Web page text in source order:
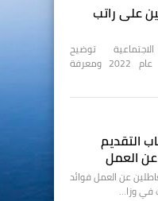
على راتب
الاجتماعية توضيح
المتقدمين على راتب الرعاية الاجتماعية عام 2022 ومعرفة
التقديم
عن العمل
عن العمل فوائد
في وزا…